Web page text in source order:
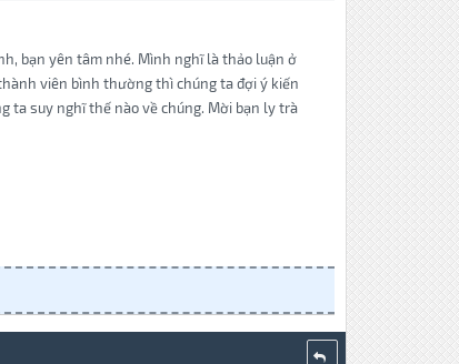
bạn yên tâm nhé. Mình nghĩ là thảo luận ở
viên bình thường thì chúng ta đợi ý kiến
ta suy nghĩ thế nào về chúng. Mời bạn ly trà